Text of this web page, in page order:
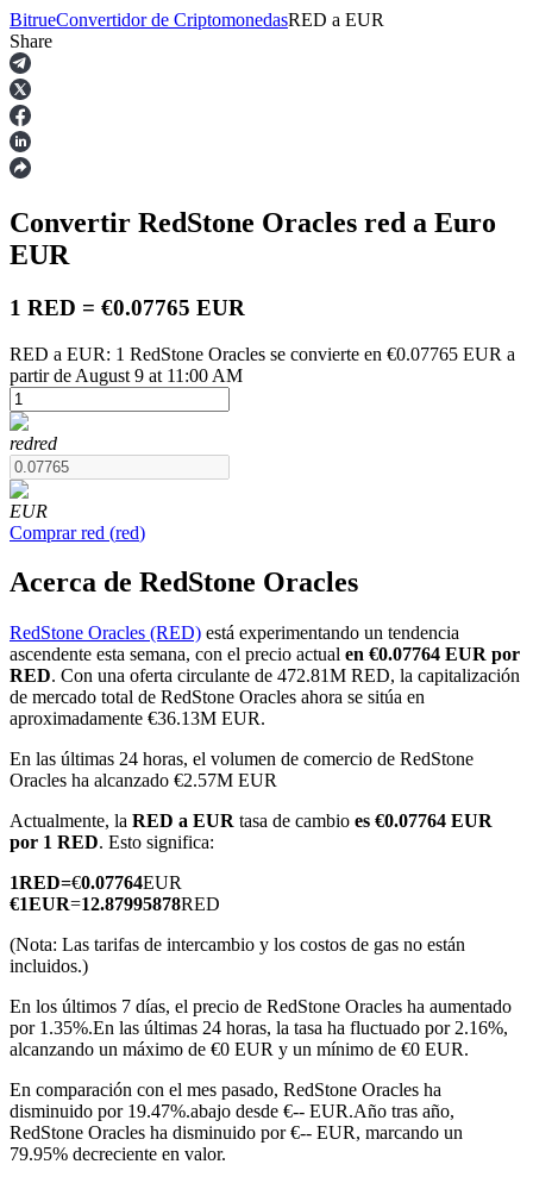
Futuros
Futuros del USDT
Futuros COIN-M
Futuros de criptomonedas
TradFi
primas
Futuros que utilizan USDC como garantía
BitrueConvertidor de CriptomonedasRED a EUR
Share
Convertir RedStone Oracles red a Euro
EUR
1 RED = €0.07765 EUR
RED a EUR: 1 RedStone Oracles se convierte en €0.07765 EUR a
partir de August 9 at 11:00 AM
redred
EUR
Comprar red (red)
Acerca de RedStone Oracles
RedStone Oracles (RED) está experimentando un tendencia
ascendente esta semana, con el precio actual en €0.07764 EUR por
RED. Con una oferta circulante de 472.81M RED, la capitalización
de mercado total de RedStone Oracles ahora se sitúa en
aproximadamente €36.13M EUR.
En las últimas 24 horas, el volumen de comercio de RedStone
Oracles ha alcanzado €2.57M EUR
Actualmente, la RED a EUR tasa de cambio es €0.07764 EUR
por 1 RED. Esto significa:
1RED=€0.07764EUR
€1EUR=12.87995878RED
(Nota: Las tarifas de intercambio y los costos de gas no están
incluidos.)
En los últimos 7 días, el precio de RedStone Oracles ha aumentado
por 1.35%.En las últimas 24 horas, la tasa ha fluctuado por 2.16%,
alcanzando un máximo de €0 EUR y un mínimo de €0 EUR.
En comparación con el mes pasado, RedStone Oracles ha
disminuido por 19.47%.abajo desde €-- EUR.Año tras año,
RedStone Oracles ha disminuido por €-- EUR, marcando un
79.95% decreciente en valor.